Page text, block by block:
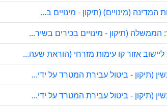
(מינויים) (תיקון - מינויים ב...
הממשלה (תיקון - מינויים בכירים בשיר...
אזור קו עימות מזרחי (הוראת שעה...
(תיקון - ביטול עבירת המטרד על ידי...
(תיקון - ביטול עבירת המטרד על ידי...